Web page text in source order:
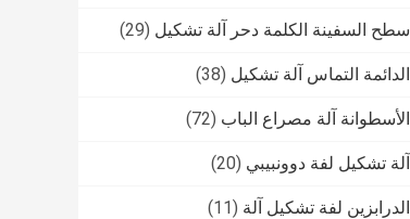
سطح السفينة الكلمة دحر آلة تشكيل (29)
الدائمة التماس آلة تشكيل (38)
الأسطوانة آلة مصراع الباب (72)
آلة تشكيل لفة دوونبيبي (20)
الدرابزين لفة تشكيل آلة (11)